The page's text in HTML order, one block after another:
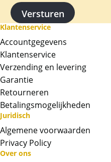
Klantenservice
Accountgegevens
Klantenservice
Verzending en levering
Garantie
Retourneren
Betalingsmogelijkheden
Juridisch
Algemene voorwaarden
Privacy Policy
Over ons